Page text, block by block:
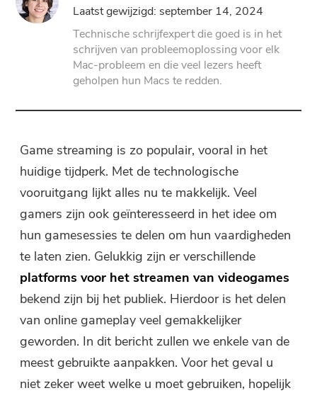
PDF-compressor
Online
Free Video Editor
Gratis fotocompressor
Laatst gewijzigd: september 14, 2024
Technische schrijfexpert die goed is in het
schrijven van probleemoplossing voor elk
Mac-probleem en die veel lezers heeft
geholpen hun Macs te redden.
Game streaming is zo populair, vooral in het
huidige tijdperk. Met de technologische
vooruitgang lijkt alles nu te makkelijk. Veel
gamers zijn ook geïnteresseerd in het idee om
hun gamesessies te delen om hun vaardigheden
te laten zien. Gelukkig zijn er verschillende
platforms voor het streamen van videogames
bekend zijn bij het publiek. Hierdoor is het delen
van online gameplay veel gemakkelijker
geworden. In dit bericht zullen we enkele van de
meest gebruikte aanpakken. Voor het geval u
niet zeker weet welke u moet gebruiken, hopelijk